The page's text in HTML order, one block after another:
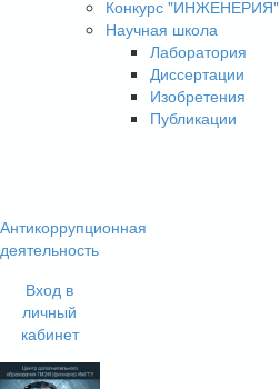
Конкурс "ИНЖЕНЕРИЯ"
Научная школа
Лаборатория
Диссертации
Изобретения
Публикации
Антикоррупционная
деятельность
Вход в
личный
кабинет